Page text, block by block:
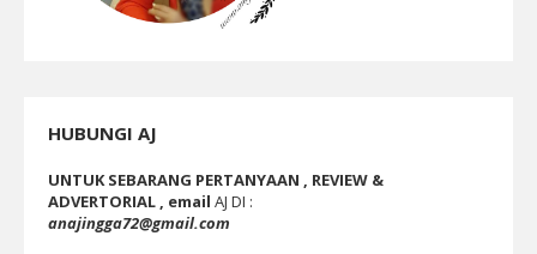
HUBUNGI AJ
UNTUK SEBARANG PERTANYAAN , REVIEW &
ADVERTORIAL , email AJ DI :
anajingga72@gmail.com